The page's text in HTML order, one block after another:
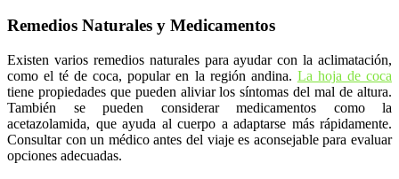
Remedios Naturales y Medicamentos
Existen varios remedios naturales para ayudar con la aclimatación,
como el té de coca, popular en la región andina. La hoja de coca
tiene propiedades que pueden aliviar los síntomas del mal de altura.
También se pueden considerar medicamentos como la
acetazolamida, que ayuda al cuerpo a adaptarse más rápidamente.
Consultar con un médico antes del viaje es aconsejable para evaluar
opciones adecuadas.